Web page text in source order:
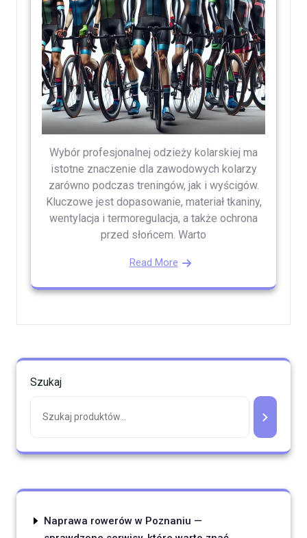
Wybór profesjonalnej odzieży kolarskiej ma
istotne znaczenie dla zawodowych kolarzy
zarówno podczas treningów, jak i wyścigów.
Kluczowe jest dopasowanie, materiał tkaniny,
wentylacja i termoregulacja, a także ochrona
przed słońcem. Warto
Read More
Szukaj
Naprawa rowerów w Poznaniu —